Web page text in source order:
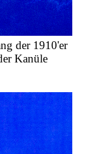
der 1910'er
Kanüle